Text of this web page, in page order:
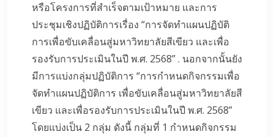
หรือโครงการที่สำเร็จตามเป้าหมาย และการ
ประชุมเชิงปฏิบัติการเรื่อง “การจัดทำแผนปฏิบัติ
การเพื่อขับเคลื่อนสู่มหาวิทยาลัยสีเขียว และเพื่อ
รองรับการประเมินในปี พ.ศ. 2568” . นอกจากนั้นยัง
มีการแบ่งกลุ่มปฏิบัติการ “การกำหนดกิจกรรมเพื่อ
จัดทำแผนปฏิบัติการ เพื่อขับเคลื่อนสู่มหาวิทยาลัยสี
เขียว และเพื่อรองรับการประเมินในปี พ.ศ. 2568”
โดยแบ่งเป็น 2 กลุ่ม ดังนี้ กลุ่มที่ 1 กำหนดกิจกรรม